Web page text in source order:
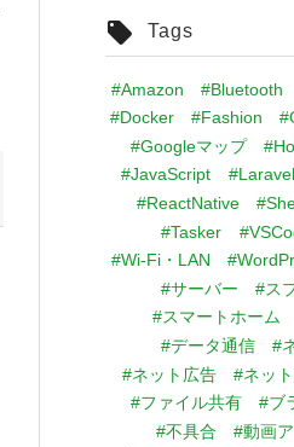
Tags
#Amazon #Bluetooth
#Docker
#Fashion
#Googleマップ
#JavaScript
#Laravel
#ReactNative
#Tasker
#Wi-Fi・LAN
#サーバー
#ス
#スマートホーム
#データ通信
#
#ネット広告
#ネッ
#ファイル共有
#ブ
#不具合
#動画